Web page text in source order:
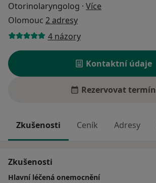
Otorinolaryngolog · Více
Olomouc 2 adresy
4 názory
Kontaktní údaje
Rezervovat termín
Zkušenosti Ceník Adresy
Zkušenosti
Hlavní léčená onemocnění